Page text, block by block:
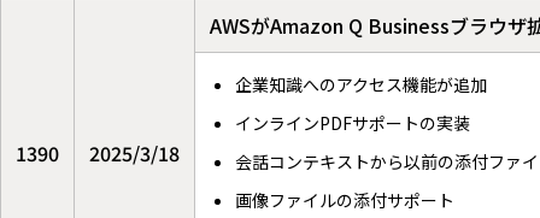
1390 2025/3/18
AWSがAmazon Q Businessブラウザ
企業知識へのアクセス機能が追加
インラインPDFサポートの実装
会話コンテキストから以前の添付ファ
画像ファイルの添付サポート